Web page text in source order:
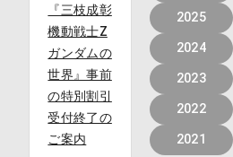
『三枝成彰
機動戦士Z
ガンダムの
世界』事前
の特別割引
受付終了の
ご案内
2025
2024
2023
2022
2021